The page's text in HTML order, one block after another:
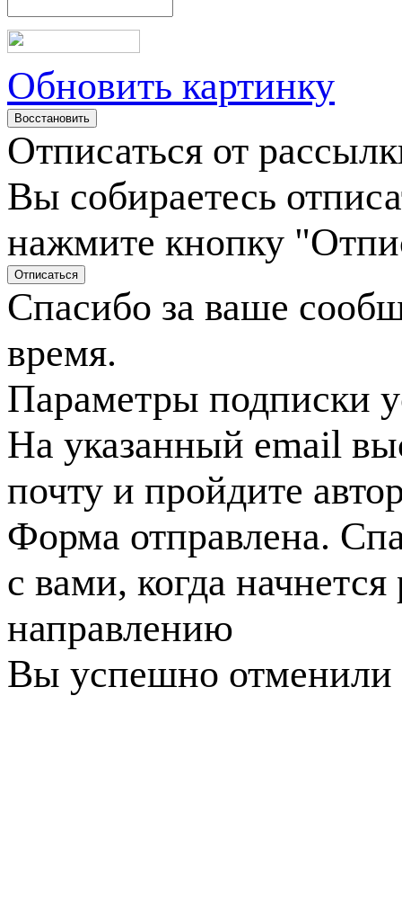
Обновить картинку
Отписаться от
Вы собираетесь
нажмите кнопку
Спасибо за ваше
время.
Параметры подписки
На указанный email
почту и пройдите
Форма отправлена.
с вами, когда
направлению
Вы успешно отменили